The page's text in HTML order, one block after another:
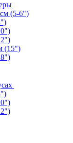
(5-6")
(15")